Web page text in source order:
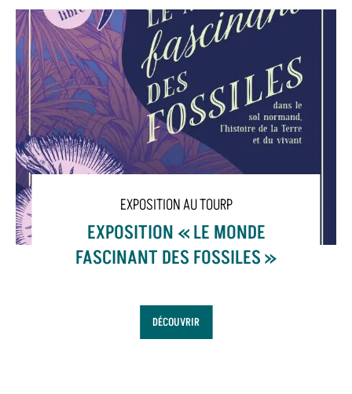
EXPOSITION AU TOURP
EXPOSITION « LE MONDE
FASCINANT DES FOSSILES »
DÉCOUVRIR